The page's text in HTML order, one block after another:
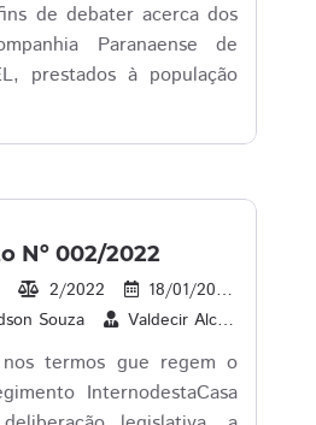
de debater acerca dos
Paranaense de
prestados à população
Nº 002/2022
2/2022 18/01/2022
Souza Valdecir Alcantara
nos termos gue regem o
InternodestaCasa